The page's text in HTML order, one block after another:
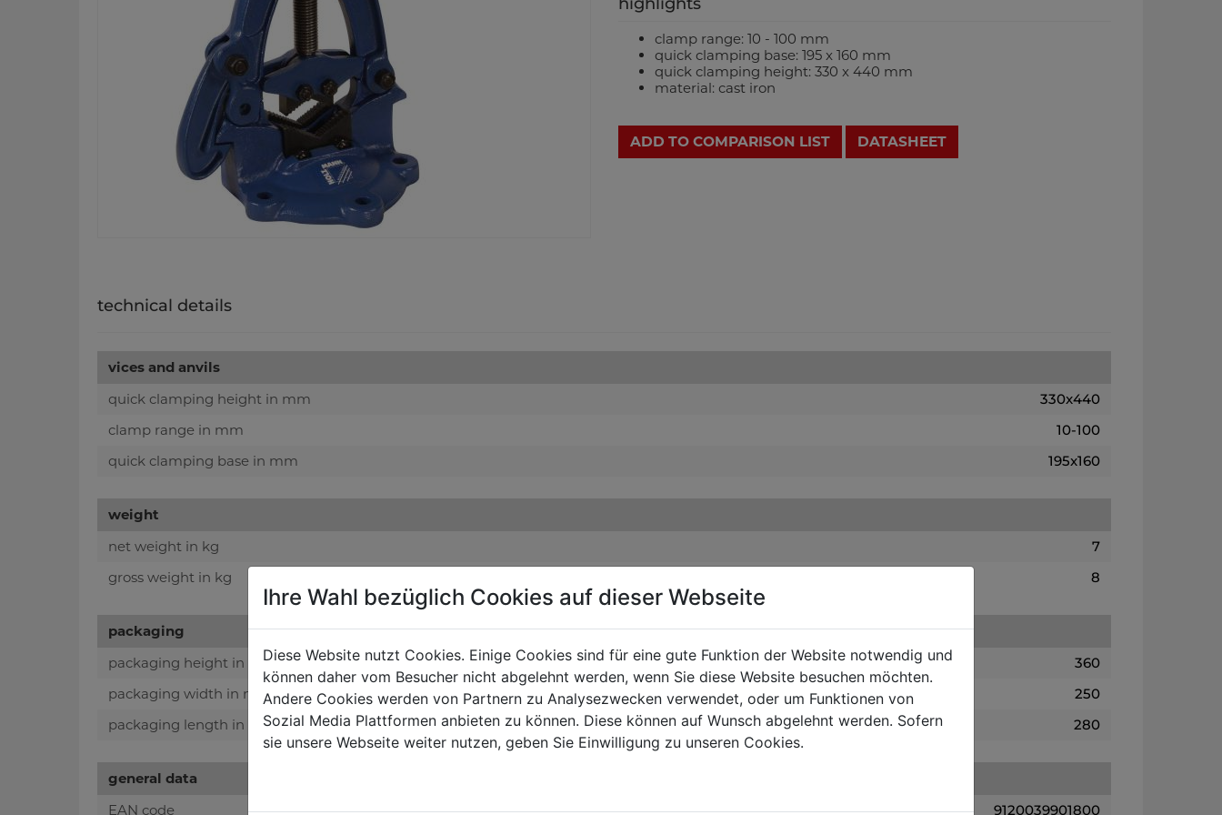
clamp range: 10 - 100 mm
quick clamping base: 195 x 160 mm
quick clamping height: 330 x 440 mm
material: cast iron
ADD TO COMPARISON LIST DATASHEET
technical details
vices and anvils
quick clamping height in mm
330x440
clamp range in mm
10-100
quick clamping base in mm
195x160
weight
net weight in kg
7
gross weight in kg
8
packaging
packaging height in mm
360
packaging width in mm
250
packaging length in mm
280
general data
EAN code
9120039901800
Ihre Wahl bezüglich Cookies auf dieser Webseite
Diese Website nutzt Cookies. Einige Cookies sind für eine gute Funktion der Website notwendig und
können daher vom Besucher nicht abgelehnt werden, wenn Sie diese Website besuchen möchten.
Andere Cookies werden von Partnern zu Analysezwecken verwendet, oder um Funktionen von
Sozial Media Plattformen anbieten zu können. Diese können auf Wunsch abgelehnt werden. Sofern
sie unsere Webseite weiter nutzen, geben Sie Einwilligung zu unseren Cookies.